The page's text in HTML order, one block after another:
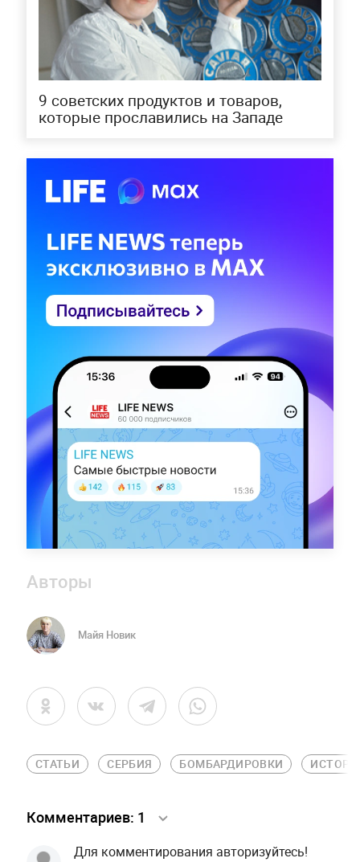
9 советских продуктов и товаров,
которые прославились на Западе
Авторы
Майя Новик
СТАТЬИ СЕРБИЯ БОМБАРДИРОВКИ
Комментариев: 1
Для комментирования авторизуйтесь!